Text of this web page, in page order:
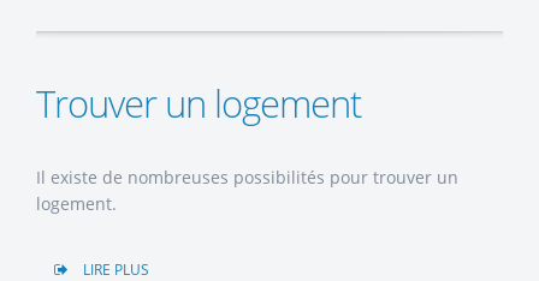
Trouver un logement
Il existe de nombreuses possibilités pour trouver un
logement.
LIRE PLUS